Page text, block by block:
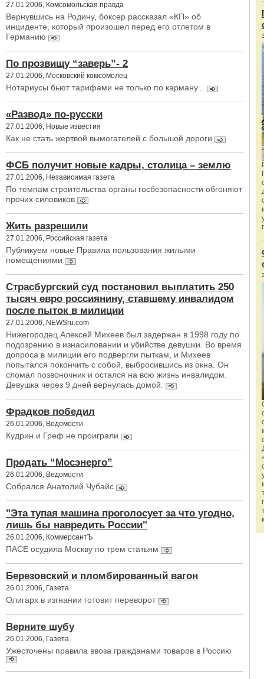
27.01.2006, Комсомольская правда
Вернувшись на Родину, боксер рассказал «КП» об
инциденте, который произошел перед его отлетом в
Германию
По прозвищу “заверь”- 2
27.01.2006, Московский комсомолец
Нотариусы бьют тарифами не только по карману...
«Развод» по-русски
27.01.2006, Новые известия
Как не стать жертвой вымогателей с большой дороги
ФСБ получит новые кадры, столица – землю
27.01.2006, Независимая газета
По темпам строительства органы госбезопасности обгоняют
прочих силовиков
Жить разрешили
27.01.2006, Российская газета
Публикуем новые Правила пользования жилыми
помещениями
Страсбургский суд постановил выплатить 250
тысяч евро россиянину, ставшему инвалидом
после пыток в милиции
27.01.2006, NEWSru.com
Нижегородец Алексей Михеев был задержан в 1998 году по
подозрению в изнасиловании и убийстве девушки. Во время
допроса в милиции его подвергли пыткам, и Михеев
попытался покончить с собой, выбросившись из окна. Он
сломал позвоночник и остался на всю жизнь инвалидом.
Девушка через 9 дней вернулась домой.
Фрадков победил
26.01.2006, Ведомости
Кудрин и Греф не проиграли
Продать “Мосэнерго”
26.01.2006, Ведомости
Собрался Анатолий Чубайс
"Эта тупая машина проголосует за что угодно,
лишь бы навредить России"
26.01.2006, КоммерсантЪ
ПАСЕ осудила Москву по трем статьям
Березовский и пломбированный вагон
26.01.2006, Газета
Олигарх в изгнании готовит переворот
Верните шубу
26.01.2006, Газета
Ужесточены правила ввоза гражданами товаров в Россию